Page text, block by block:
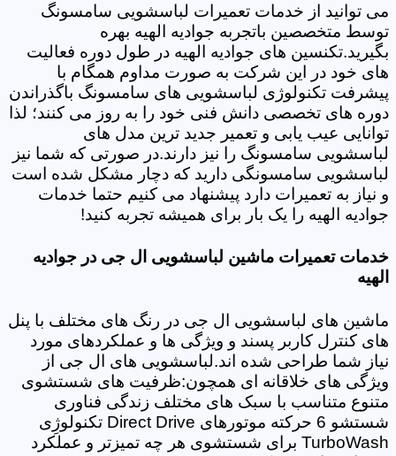
می توانید از خدمات تعمیرات لباسشویی سامسونگ
توسط متخصصین باتجربه جوادیه الهیه بهره
بگیرید.تکنسین های جوادیه الهیه در طول دوره فعالیت
های خود در این شرکت به صورت مداوم همگام با
پیشرفت تکنولوژی لباسشویی های سامسونگ باگذراندن
دوره های تخصصی دانش فنی خود را به روز می کنند؛ لذا
توانایی عیب یابی و تعمیر جدید ترین مدل های
لباسشویی سامسونگ را نیز دارند.در صورتی که شما نیز
لباسشویی سامسونگی دارید که دچار مشکل شده است
و نیاز به تعمیرات دارد پیشنهاد می کنیم حتما خدمات
جوادیه الهیه را یک بار برای همیشه تجربه کنید!
خدمات تعمیرات ماشین لباسشویی ال جی در جوادیه
الهیه
ماشین های لباسشویی ال جی در رنگ های مختلف با پنل
های کنترل کاربر پسند و ویژگی ها و عملکردهای مورد
نیاز شما طراحی شده اند.لباسشویی های ال جی از
ویژگی های خلاقانه ای همچون:ظرفیت های شستشوی
متنوع متناسب با سبک های مختلف زندگی فناوری
شستشو 6 حرکته موتورهای Direct Drive تکنولوژِی
TurboWash برای شستشوی هر چه تمیزتر و عملکرد